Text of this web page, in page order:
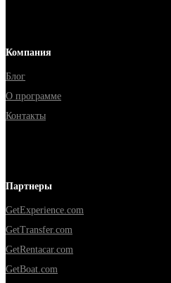
Компания
Блог
О программе
Контакты
Партнеры
GetExperience.com
GetTransfer.com
GetRentacar.com
GetBoat.com